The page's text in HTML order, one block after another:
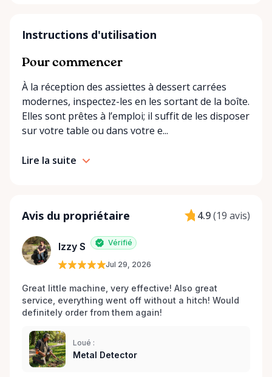
Instructions d'utilisation
Pour commencer
À la réception des assiettes à dessert carrées
modernes, inspectez-les en les sortant de la boîte.
Elles sont prêtes à l’emploi; il suffit de les disposer
sur votre table ou dans votre e...
Lire la suite
Avis du propriétaire 4.9(19 avis)
Izzy S Vérifié
Jul 29, 2026
Great little machine, very effective! Also great
service, everything went off without a hitch! Would
definitely order from them again!
Loué :
Metal Detector